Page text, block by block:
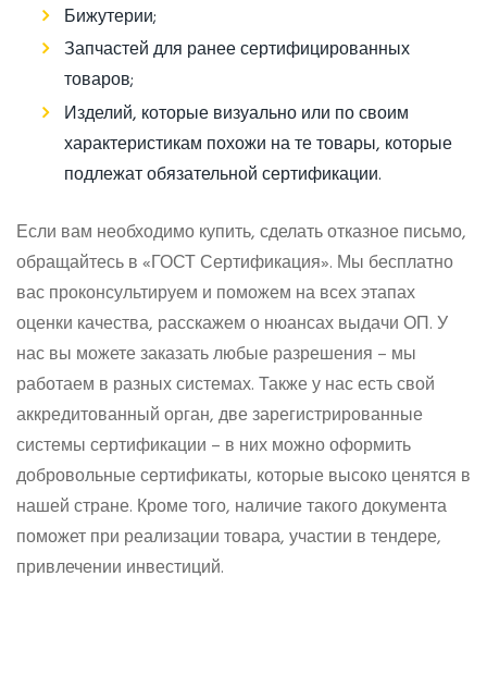
Бижутерии;
Запчастей для ранее сертифицированных
товаров;
Изделий, которые визуально или по своим
характеристикам похожи на те товары, которые
подлежат обязательной сертификации.
Если вам необходимо купить, сделать отказное письмо,
обращайтесь в «ГОСТ Сертификация». Мы бесплатно
вас проконсультируем и поможем на всех этапах
оценки качества, расскажем о нюансах выдачи ОП. У
нас вы можете заказать любые разрешения – мы
работаем в разных системах. Также у нас есть свой
аккредитованный орган, две зарегистрированные
системы сертификации – в них можно оформить
добровольные сертификаты, которые высоко ценятся в
нашей стране. Кроме того, наличие такого документа
поможет при реализации товара, участии в тендере,
привлечении инвестиций.